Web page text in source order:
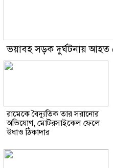
ভয়াবহ সড়ক দুর্ঘটনায় আহত
রামেকে বৈদ্যুতিক তার সরানোর
অভিযোগ, মোটরসাইকেল ফেলে
উধাও ঠিকাদার